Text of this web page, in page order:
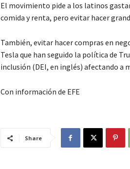
El movimiento pide a los latinos
comida y renta, pero evitar hacer
También, evitar hacer compras en
Tesla que han seguido la política de
inclusión (DEI, en inglés) afectando a
Con información de EFE
Share